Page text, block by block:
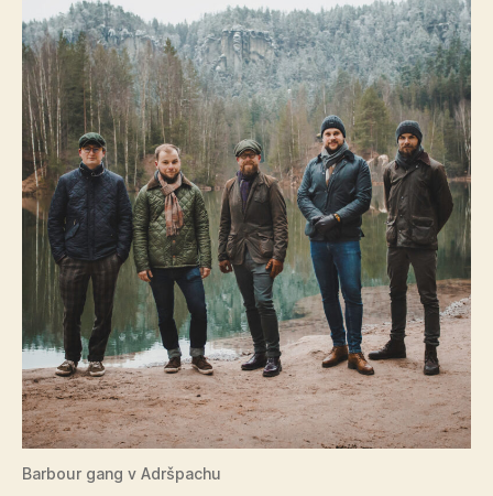
Barbour gang v Adršpachu